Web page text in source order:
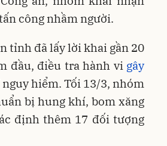
công nhầm người.
tỉnh đã lấy lời khai gần 20
đầu, điều tra hành vi gây
hiểm. Tối 13/3, nhóm
bị hung khí, bom xăng
định thêm 17 đối tượng